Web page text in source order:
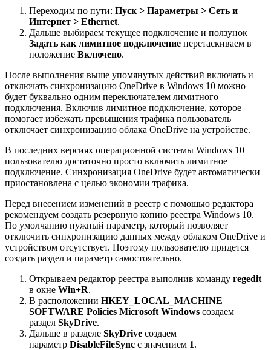
Переходим по пути: Пуск > Параметры > Сеть и
Интернет > Ethernet.
Дальше выбираем текущее подключение и ползунок
Задать как лимитное подключение перетаскиваем в
положение Включено.
После выполнения выше упомянутых действий включать и
отключать синхронизацию OneDrive в Windows 10 можно
будет буквально одним переключателем лимитного
подключения. Включив лимитное подключение, которое
помогает избежать превышения трафика пользователь
отключает синхронизацию облака OneDrive на устройстве.
В последних версиях операционной системы Windows 10
пользователю достаточно просто включить лимитное
подключение. Синхронизация OneDrive будет автоматически
приостановлена с целью экономии трафика.
Перед внесением изменений в реестр с помощью редактора
рекомендуем создать резервную копию реестра Windows 10.
По умолчанию нужный параметр, который позволяет
отключить синхронизацию данных между облаком OneDrive и
устройством отсутствует. Поэтому пользователю придется
создать раздел и параметр самостоятельно.
Открываем редактор реестра выполнив команду regedit
в окне Win+R.
В расположении HKEY_LOCAL_MACHINE
SOFTWARE Policies Microsoft Windows создаем
раздел SkyDrive.
Дальше в разделе SkyDrive создаем
параметр DisableFileSync с значением 1.